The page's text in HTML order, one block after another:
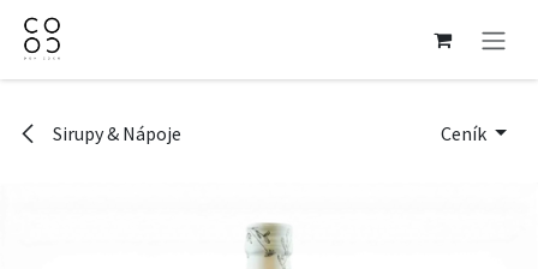
Přejít na obsah
Sirupy & Nápoje Ceník